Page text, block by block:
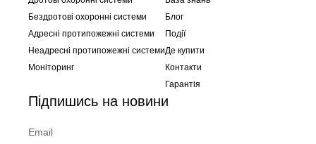
Бездротові охоронні системи
Адресні протипожежні системи
Неадресні протипожежні системи
Моніторинг
Блог
Події
Де купити
Контакти
Гарантія
Підпишись на новини